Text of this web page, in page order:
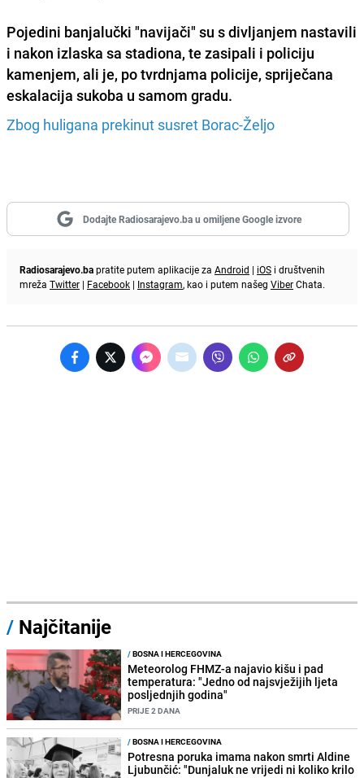
Pojedini banjalučki "navijači" su s divljanjem nastavili
i nakon izlaska sa stadiona, te zasipali i policiju
kamenjem, ali je, po tvrdnjama policije, spriječana
eskalacija sukoba u samom gradu.
Zbog huligana prekinut susret Borac-Željo
Dodajte Radiosarajevo.ba u omiljene Google izvore
Radiosarajevo.bapratite putem aplikacije za Android | iOS i društvenih
mreža Twitter | Facebook | Instagram, kao i putem našeg ViberChata.
/ Najčitanije
/BOSNA I HERCEGOVINA
Meteorolog FHMZ-a najavio kišu i pad
temperatura: "Jedno od najsvježijih ljeta
posljednjih godina"
PRIJE 2 DANA
/BOSNA I HERCEGOVINA
Potresna poruka imama nakon smrti Aldine
Ljubunčić: "Dunjaluk ne vrijedi ni koliko krilo